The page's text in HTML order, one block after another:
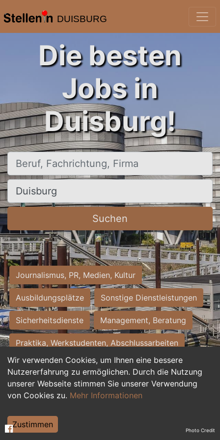
DUISBURG
Wir verwenden Cookies, um Ihnen eine bessere
Nutzererfahrung zu ermöglichen. Durch die Nutzung
unserer Webseite stimmen Sie unserer Verwendung
von Cookies zu. Mehr Informationen
Zustimmen
Die besten
Jobs in
Duisburg!
Beruf, Fachrichtung, Firma
Ort, Stadt
Suchen
Journalismus, PR, Medien, Kultur
Ausbildungsplätze Sonstige Dienstleistungen
Sicherheitsdienste Management, Beratung
Praktika, Werkstudenten, Abschlussarbeiten
Personalwesen Assistenz, Sekretariat
Hilfskräfte, Aushilfs- und Nebenjobs
Weiterbildung, Studium, duale Ausbildung Photo Credit